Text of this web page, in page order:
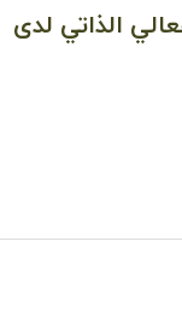
الذاتي لدى